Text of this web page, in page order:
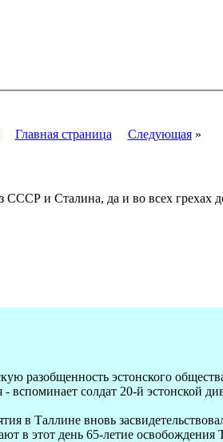
Главная страница Следующая»
и Сталина, да и во всех грехах
разобщенность эстонского
- вспоминает солдат 20-й эстонской
в Таллине вновь
в этот день 65-летие